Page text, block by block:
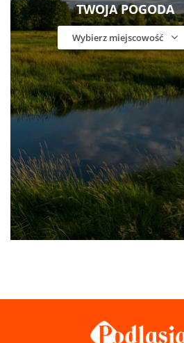
TWOJA POGODA
Wybierz miejscowość